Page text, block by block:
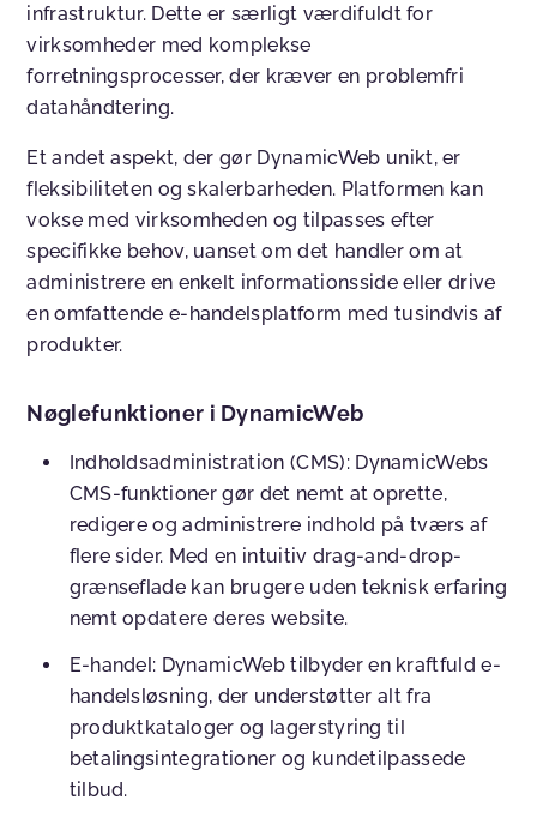
infrastruktur. Dette er særligt værdifuldt for
virksomheder med komplekse
forretningsprocesser, der kræver en problemfri
datahåndtering.
Et andet aspekt, der gør DynamicWeb unikt, er
fleksibiliteten og skalerbarheden. Platformen kan
vokse med virksomheden og tilpasses efter
specifikke behov, uanset om det handler om at
administrere en enkelt informationsside eller drive
en omfattende e-handelsplatform med tusindvis af
produkter.
Nøglefunktioner i DynamicWeb
Indholdsadministration (CMS): DynamicWebs
CMS-funktioner gør det nemt at oprette,
redigere og administrere indhold på tværs af
flere sider. Med en intuitiv drag-and-drop-
grænseflade kan brugere uden teknisk erfaring
nemt opdatere deres website.
E-handel : DynamicWeb tilbyder en kraftfuld e-
handelsløsning, der understøtter alt fra
produktkataloger og lagerstyring til
betalingsintegrationer og kundetilpassede
tilbud.